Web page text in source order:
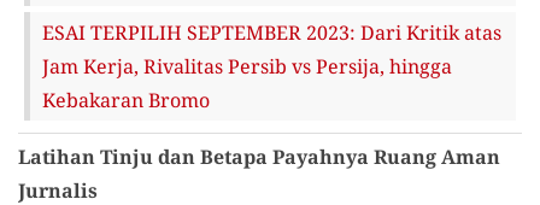
ESAI TERPILIH SEPTEMBER 2023: Dari Kritik atas
Jam Kerja, Rivalitas Persib vs Persija, hingga
Kebakaran Bromo
Latihan Tinju dan Betapa Payahnya Ruang Aman
Jurnalis